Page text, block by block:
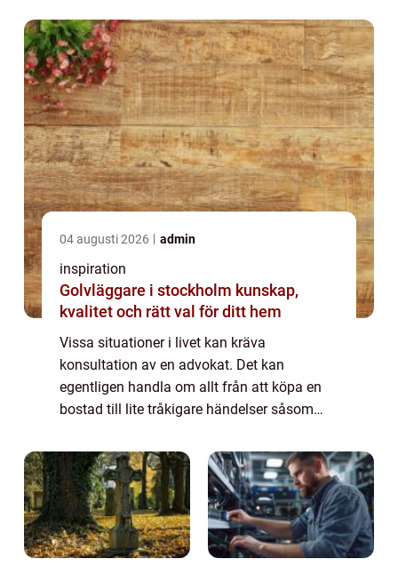
04 augusti 2026 admin
inspiration
Golvläggare i stockholm kunskap,
kvalitet och rätt val för ditt hem
Vissa situationer i livet kan kräva
konsultation av en advokat. Det kan
egentligen handla om allt från att köpa en
bostad till lite tråkigare händelser såsom
Sverig...